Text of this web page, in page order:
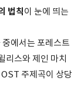
법칙이 눈에 띄는
에서는 포레스트
리스와 제인 마치
주제곡이 상당